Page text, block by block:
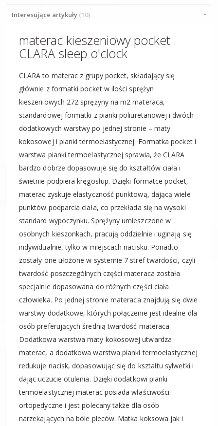
Interesujące artykuły 10
materac kieszeniowy pocket
CLARA sleep o'clock
CLARA to materac z grupy pocket, składający się
głównie z formatki pocket w ilości sprężyn
kieszeniowych 272 sprężyny na m2 materaca,
standardowej formatki z pianki poliuretanowej i dwóch
dodatkowych warstwy po jednej stronie – maty
kokosowej i pianki termoelastycznej. Formatka pocket i
warstwa pianki termoelastycznej sprawia, że CLARA
bardzo dobrze dopasowuje się do kształtów ciała i
świetnie podpiera kręgosłup. Dzięki formatce pocket,
materac zyskuje elastyczność punktową, dającą wiele
punktów podparcia ciała, co przekłada się na wysoki
standard wypoczynku. Sprężyny umieszczone w
osobnych kieszonkach, pracują oddzielnie i uginają się
indywidualnie, tylko w miejscach nacisku. Ponadto
zostały one ułożone w systemie 7 stref twardości, czyli
twardość poszczególnych części materaca została
specjalnie dopasowana do różnych części ciała
człowieka. Po jednej stronie materaca znajdują się dwie
warstwy dodatkowe, których połączenie jest idealne dla
osób preferujących średnią twardość materaca.
Dodatkowa warstwa maty kokosowej utwardza
materac, a dodatkowa warstwa pianki termoelastycznej
redukuje nacisk, dopasowując się do kształtu sylwetki i
dając uczucie otulenia. Dzięki dodatkowi pianki
termoelastycznej materac posiada właściwości
ortopedyczne i jest polecany także dla osób
narzekających na bóle pleców. Matka koksowa jak i